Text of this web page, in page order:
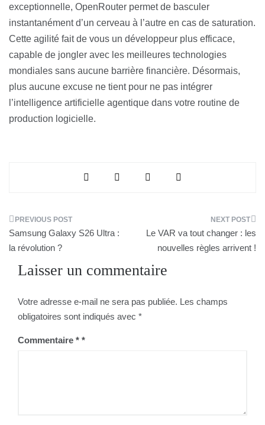
exceptionnelle, OpenRouter permet de basculer
instantanément d’un cerveau à l’autre en cas de saturation.
Cette agilité fait de vous un développeur plus efficace,
capable de jongler avec les meilleures technologies
mondiales sans aucune barrière financière. Désormais,
plus aucune excuse ne tient pour ne pas intégrer
l’intelligence artificielle agentique dans votre routine de
production logicielle.
Navigation
de
l’article
Samsung Galaxy S26 Ultra :
la révolution ?
Le VAR va tout changer : les
nouvelles règles arrivent !
Laisser un commentaire
Votre adresse e-mail ne sera pas publiée. Les champs
obligatoires sont indiqués avec *
Commentaire *